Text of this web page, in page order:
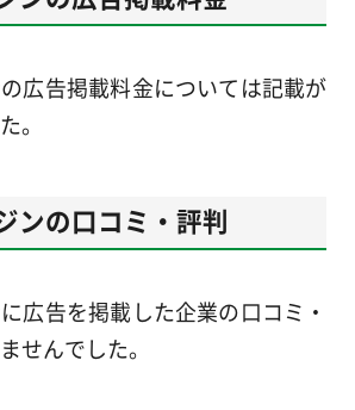
広告掲載料金については記載が
。
ンの口コミ・評判
広告を掲載した企業の口コミ・
せんでした。